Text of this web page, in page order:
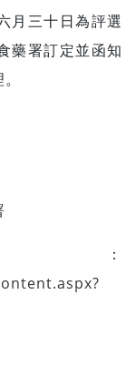
月三十日為評選
藥署訂定並函知